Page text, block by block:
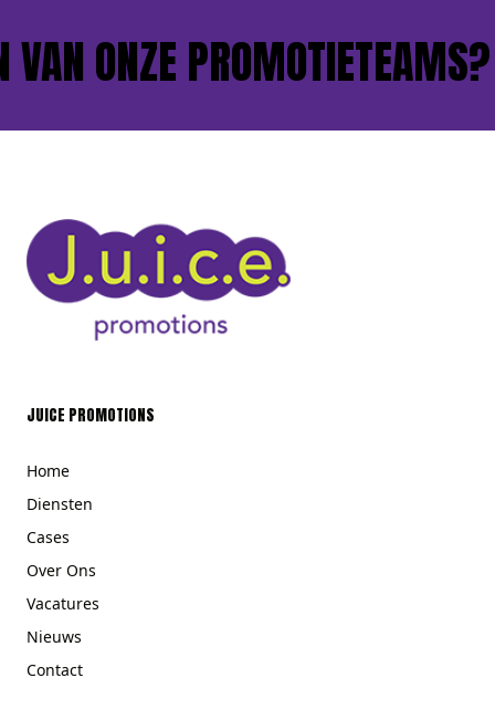
ONZE PROMOTIETEAMS?
JUICE PROMOTIONS
Home
Diensten
Cases
Over Ons
Vacatures
Nieuws
Contact